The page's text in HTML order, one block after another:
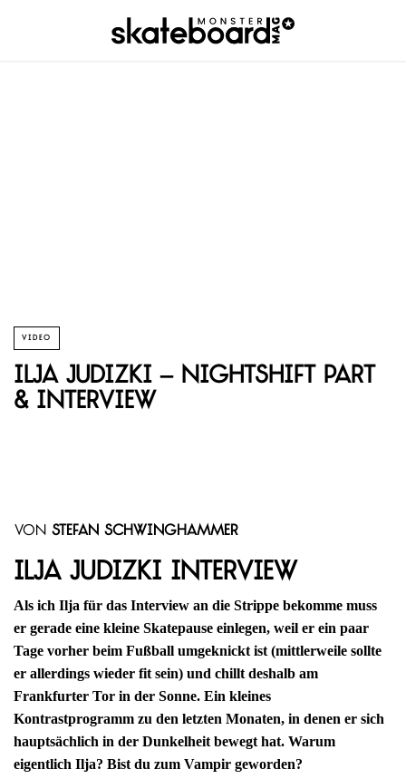
VIDEO
Ilja Judizki – Nightshift Part
& Interview
von Stefan Schwinghammer
Ilja Judizki Interview
Als ich Ilja für das Interview an die Strippe bekomme muss
er gerade eine kleine Skatepause einlegen, weil er ein paar
Tage vorher beim Fußball umgeknickt ist (mittlerweile sollte
er allerdings wieder fit sein) und chillt deshalb am
Frankfurter Tor in der Sonne. Ein kleines
Kontrastprogramm zu den letzten Monaten, in denen er sich
hauptsächlich in der Dunkelheit bewegt hat. Warum
eigentlich Ilja? Bist du zum Vampir geworden?